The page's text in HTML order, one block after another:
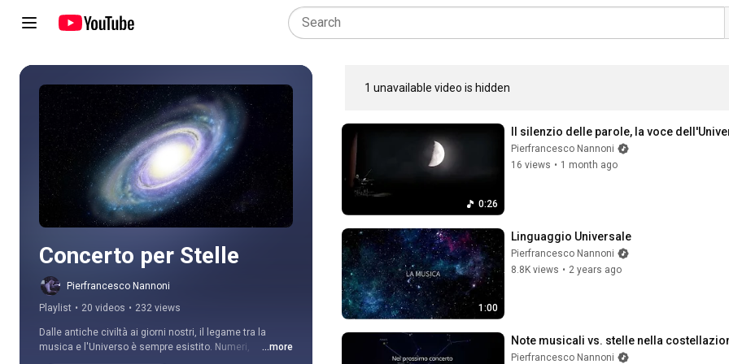
1 unavailable video is hidden
Play all
Concerto per Stelle
Pierfrancesco Nannoni
Playlist • 20 videos • 232 views
Dalle antiche civiltà ai giorni nostri, il legame tra la
musica e l'Universo è sempre esistito. Numeri,
sequenze e relazioni coesistono tra la carta del cielo e
...more
0:26
Il silenzio delle parole, la voce
Pierfrancesco Nannoni
16 views • 1 month ago
1:00
Linguaggio Universale
Pierfrancesco Nannoni
8.8K views • 2 years ago
Note musicali vs. stelle nella
Pierfrancesco Nannoni